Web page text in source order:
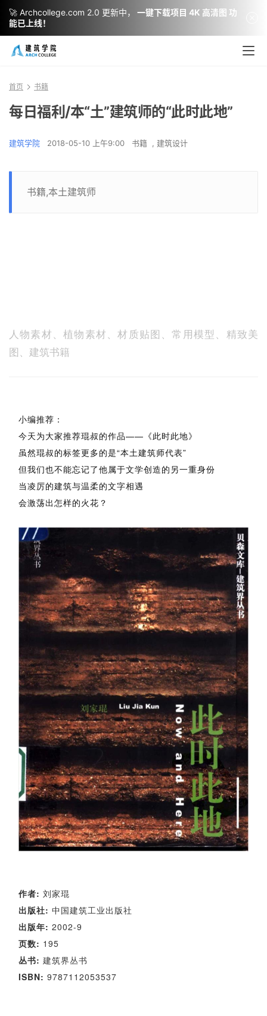
首页 书籍
每日福利/本“土”建筑师的“此时此地”
建筑学院 2018-05-10 上午9:00 书籍 , 建筑设计
书籍,本土建筑师
人物素材、植物素材、材质贴图、常用模型、精致美
图、建筑书籍
小编推荐：
今天为大家推荐琨叔的作品——《此时此地》
虽然琨叔的标签更多的是“本土建筑师代表”
但我们也不能忘记了他属于文学创造的另一重身份
当凌厉的建筑与温柔的文字相遇
会激荡出怎样的火花？
作者: 刘家琨
出版社: 中国建筑工业出版社
出版年: 2002-9
页数: 195
丛书: 建筑界丛书
ISBN: 9787112053537
🚀 Archcollege.com 2.0 更新中，
一键下载项目 4K 高清图 功
能已上线！